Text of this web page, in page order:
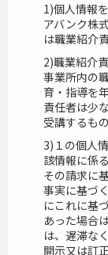
1)個人情報
アバンク株
は職業紹介
2)職業紹介
事業所内の
育・指導を
責任者は少
受講するも
3)１の個人
該情報に係
その請求に
事実に基づ
にこれに基
あった場合
は、遅滞な
開示又は訂